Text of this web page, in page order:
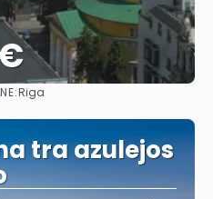
Vedere
Riga
tra azulejos